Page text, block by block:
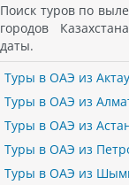
Поиск туров по
городов
даты.
Туры в ОАЭ из Актау
Туры в ОАЭ из
Туры в ОАЭ из
Туры в ОАЭ из
Туры в ОАЭ из